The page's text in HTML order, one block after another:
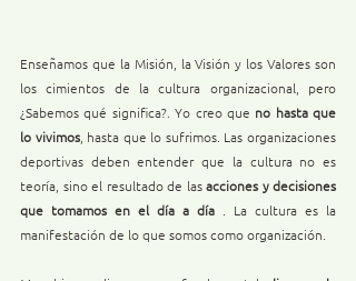
Enseñamos que la Misión, la Visión y los Valores son
los cimientos de la cultura organizacional, pero
¿Sabemos qué significa?. Yo creo que no hasta que
lo vivimos, hasta que lo sufrimos. Las organizaciones
deportivas deben entender que la cultura no es
teoría, sino el resultado de las acciones y decisiones
que tomamos en el día a día
. La cultura es la
manifestación de lo que somos como organización.